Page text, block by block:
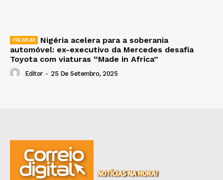
Nigéria acelera para a soberania
automóvel: ex-executivo da Mercedes desafia
Toyota com viaturas “Made in Africa”
Editor - 25 De Setembro, 2025